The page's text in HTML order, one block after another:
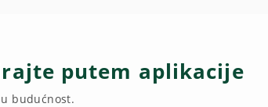
putem aplikacije
budućnost.